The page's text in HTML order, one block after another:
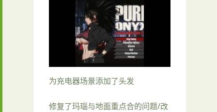
为充电器场景添加了头发
修复了玛瑙与地面重点合的问题/改